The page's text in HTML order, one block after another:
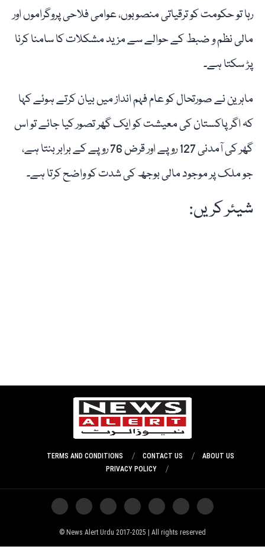
رہا تو حکومت کو ترقیاتی منصوبوں، عوامی فلاحی پروگراموں اور
مالی نظم و ضبط کے حوالے سے مزید مشکلات کا سامنا کرنا
پڑ سکتا ہے۔
ماہرین نے صورتحال کو عام فہم انداز میں بیان کرتے ہوئے کہا
کہ اگر پاکستان کی معیشت کو ایک گھر تصور کیا جائے تو اس
گھر کی آمدنی 127 روپے اور قرض 76 روپے کے برابر بنتا ہے،
جو ملک پر موجود مالی بوجھ کی شدت کو واضح کرتا ہے۔
شیئر کریں:
ABOUT US
CONTACT US
TERMS AND CONDITIONS
PRIVACY POLICY
News Alert Urdu 2017-2025 | All rights reserved ©